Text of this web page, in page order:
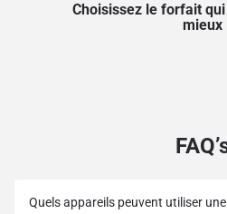
Choisissez le forfait
mieux
Quels appareils peuvent utiliser une